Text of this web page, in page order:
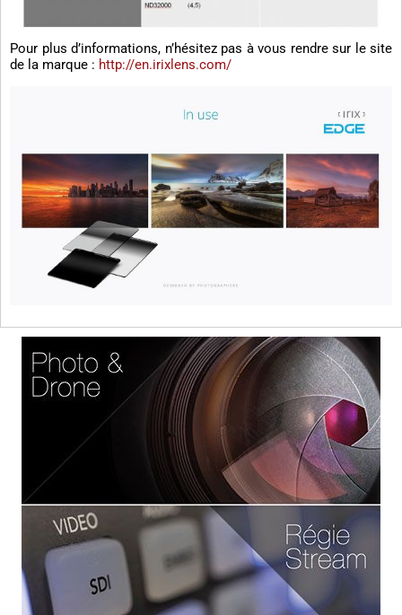
Pour plus d’informations, n’hésitez pas à vous rendre sur le site
de la marque : http://en.irixlens.com/